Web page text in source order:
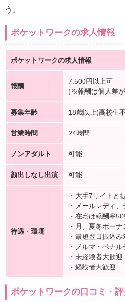
う。
ポケットワークの求人情報
ポケットワークの求人情報
報酬
7,500円以上可
(※報酬は個人差
募集年齢 18歳以上(高校生
営業時間 24時間
ノンアダルト 可能
顔出しなし出演 可能
待遇・環境
・大手7サイトと
・メールレディ
・在宅は報酬率
・月、夏冬ボーナ
・最短翌日振込み
・ノルマ・ペナル
・未経験者大歓迎
・経験者大歓迎
ポケットワークの口コミ・評